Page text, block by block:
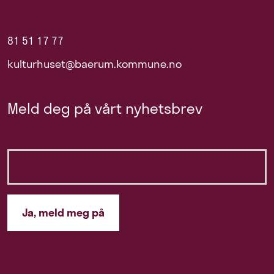
81 51 17 77
kulturhuset@baerum.kommune.no
Meld deg på vårt nyhetsbrev